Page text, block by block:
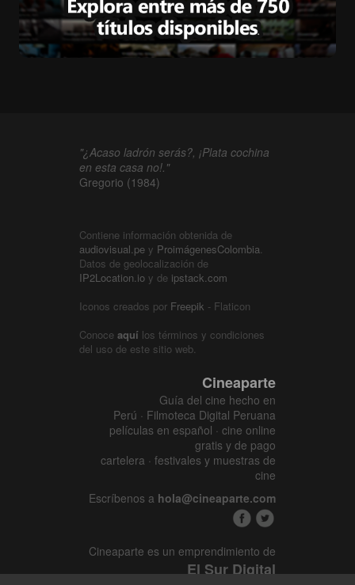
"¿Acaso ladrón serás?, ¡Plata cochina
en esta casa no!."
Gregorio (1984)
Contiene información obtenida de
audiovisual.pe y ProimágenesColombia.
Datos de geolocalización de
IP2Location.io y de ipstack.com
Iconos creados por Freepik - Flaticon
Conoce aquí los términos y condiciones
del uso de este sitio web.
Cineaparte
Guía del cine hecho en
Perú · Filmoteca Digital Peruana
películas en español · cine online
gratis y de pago
cartelera · festivales y muestras de
cine
Escríbenos a hola@cineaparte.com
Cineaparte es un emprendimiento de
El Sur Digital